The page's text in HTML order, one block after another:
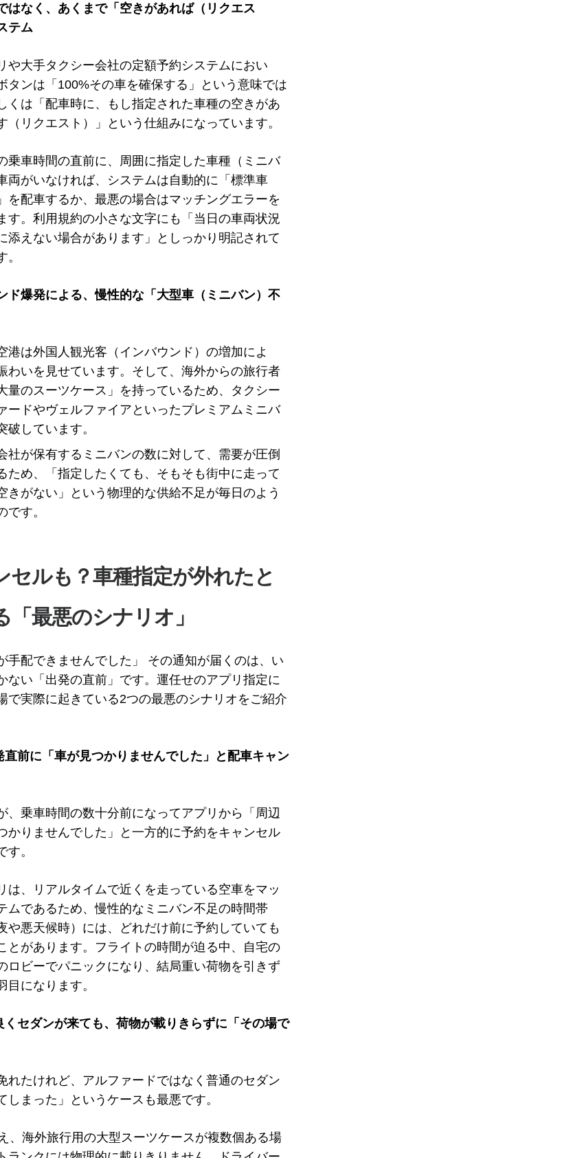
はなく、あくまで「空きがあれば（リクエス
テム
や大手タクシー会社の定額予約システムにおい
タンは「100%その車を確保する」という意味では
くは「配車時に、もし指定された車種の空きがあ
（リクエスト）」という仕組みになっています。
乗車時間の直前に、周囲に指定した車種（ミニバ
両がいなければ、システムは自動的に「標準車
を配車するか、最悪の場合はマッチングエラーを
す。利用規約の小さな文字にも「当日の車両状況
添えない場合があります」としっかり明記されて
ド爆発による、慢性的な「大型車（ミニバン）不
港は外国人観光客（インバウンド）の増加によ
わいを見せています。そして、海外からの旅行者
量のスーツケース」を持っているため、タクシー
ードやヴェルファイアといったプレミアムミニバ
破しています。
社が保有するミニバンの数に対して、需要が圧倒
ため、「指定したくても、そもそも街中に走って
きがない」という物理的な供給不足が毎日のよう
です。
セルも？車種指定が外れたと
「最悪のシナリオ」
手配できませんでした」 その通知が届くのは、い
ない「出発の直前」です。運任せのアプリ指定に
で実際に起きている2つの最悪のシナリオをご紹介
直前に「車が見つかりませんでした」と配車キャン
、乗車時間の数十分前になってアプリから「周辺
かりませんでした」と一方的に予約をキャンセル
す。
は、リアルタイムで近くを走っている空車をマッ
ムであるため、慢性的なミニバン不足の時間帯
や悪天候時）には、どれだけ前に予約していても
とがあります。フライトの時間が迫る中、自宅の
ロビーでパニックになり、結局重い荷物を引きず
目になります。
くセダンが来ても、荷物が載りきらずに「その場で
れたけれど、アルファードではなく普通のセダン
しまった」というケースも最悪です。
、海外旅行用の大型スーツケースが複数個ある場